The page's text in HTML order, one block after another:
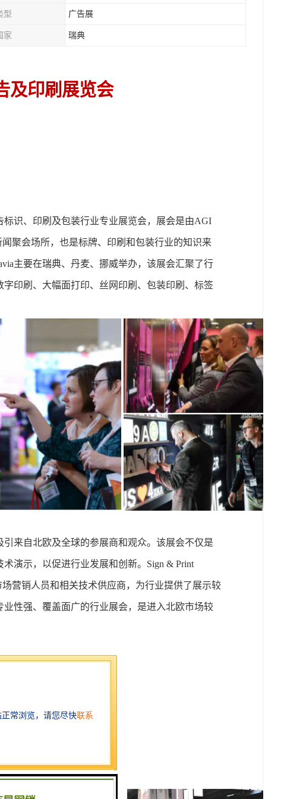
型 广告展
家 瑞典
及印刷展览会
标识、 印刷 及包装行业专业展览会， 展会是由AGI
聚会场所，也是标牌、印刷和包装行业的知识来
主要在瑞典、丹麦、挪威举办， 该展会汇聚了行
字印刷、大幅面打印、丝网印刷、包装印刷、标签
引来自北欧及全球的参展商和观众。该展会不仅是
演示，以促进行业发展和创新。Sign & Print
营销人员和相关技术供应商，为行业提供了展示较
业性强、覆盖面广的行业展会， 是进入北欧市场较
客户群
立联系
生产等热点话题